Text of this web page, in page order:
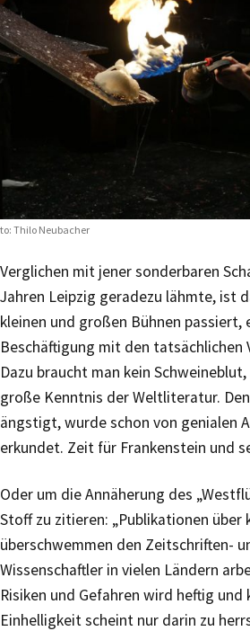
Thilo Neubacher
Verglichen mit jener sonderbaren
Jahren Leipzig geradezu lähmte, ist
kleinen und großen Bühnen passiert,
Beschäftigung mit den tatsächlichen
Dazu braucht man kein
große Kenntnis der Weltliteratur.
ängstigt, wurde schon von genialen
erkundet. Zeit für Frankenstein und
Oder um die Annäherung des
Stoff zu zitieren: „Publikationen über
überschwemmen den Zeitschriften-
Wissenschaftler in vielen Ländern
Risiken und Gefahren wird heftig
Einhelligkeit scheint nur darin zu